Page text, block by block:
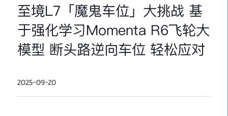
至境L7「魔鬼车位」大挑战 基
于强化学习Momenta R6飞轮大
模型 断头路逆向车位 轻松应对
2025-09-20